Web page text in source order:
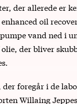
der allerede er
oil
vand ned i
der bliver
der foregår i de
Willaing